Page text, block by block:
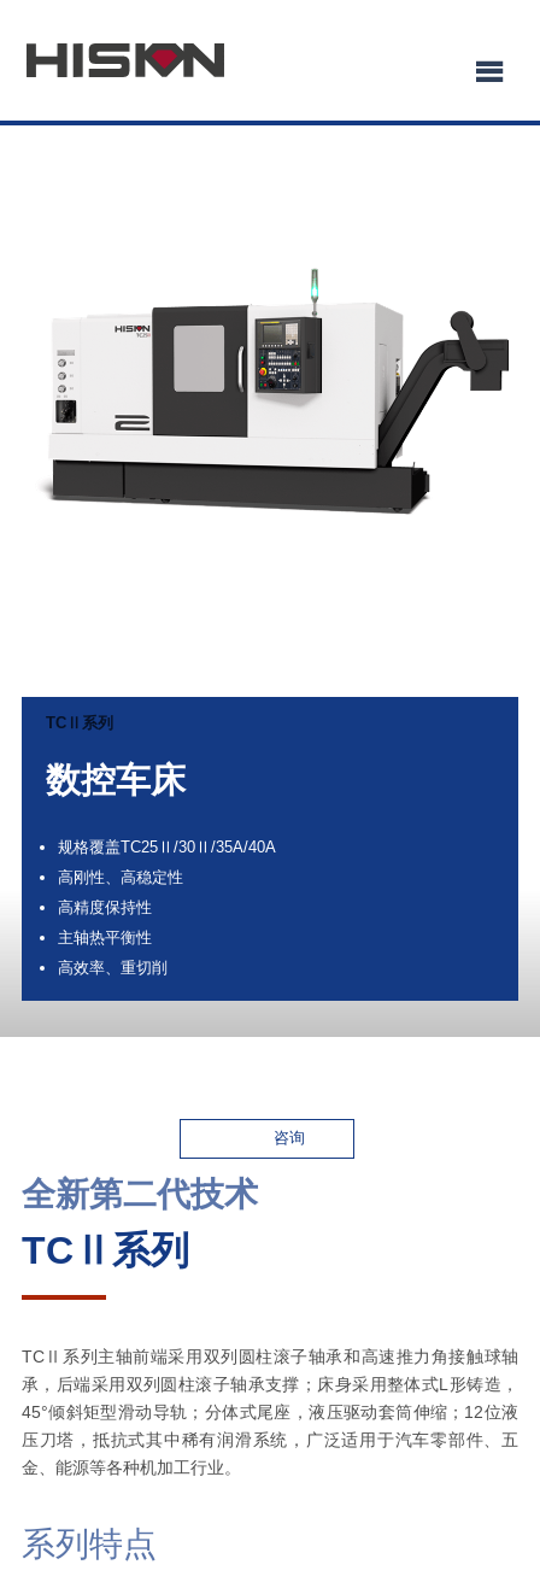
TCⅡ系列
数控车床
规格覆盖TC25Ⅱ/30Ⅱ/35A/40A
高刚性、高稳定性
高精度保持性
主轴热平衡性
高效率、重切削
咨询
全新第二代技术
TCⅡ系列
TCⅡ系列主轴前端采用双列圆柱滚子轴承和高速推力角接触球轴
承，后端采用双列圆柱滚子轴承支撑；床身采用整体式L形铸造，
45°倾斜矩型滑动导轨；分体式尾座，液压驱动套筒伸缩；12位液
压刀塔，抵抗式其中稀有润滑系统，广泛适用于汽车零部件、五
金、能源等各种机加工行业。
系列特点